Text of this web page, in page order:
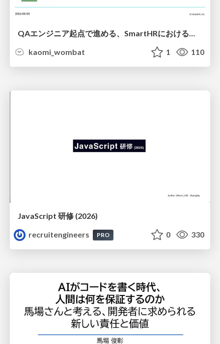
kaomi_wombat
1 110
JavaScript 研修 (2026)
recruitengineers
PRO 0 330